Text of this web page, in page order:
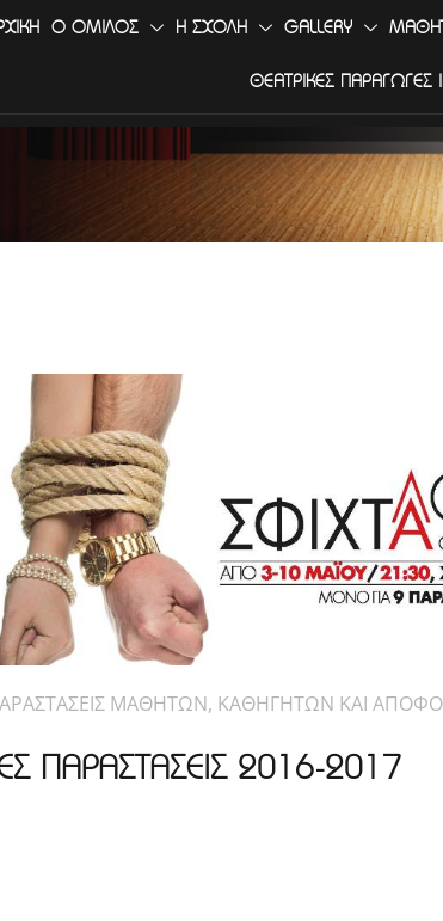
Ο ΟΜΙΛΟΣ Η ΣΧΟΛΗ GALLERY
ΘΕΑΤΡΙΚΕΣ ΠΑΡΑΓΩΓΕΣ
ΜΑΘΗΤΩΝ, ΚΑΘΗΓΗΤΩΝ ΚΑΙ
ΠΑΡΑΣΤΑΣΕΙΣ 2016-2017